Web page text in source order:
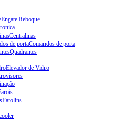
Engate Reboque
Centralinas
Comandos de porta
Quadrantes
Elevador de Vidro
Farolins